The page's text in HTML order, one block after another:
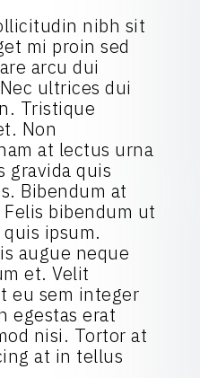
nibh sit
mi proin sed
arcu dui
ultrices dui
Tristique
Non
at lectus urna
gravida quis
Bibendum at
bibendum ut
ipsum.
augue neque
et. Velit
eu sem integer
egestas erat
nisi. Tortor at
at in tellus